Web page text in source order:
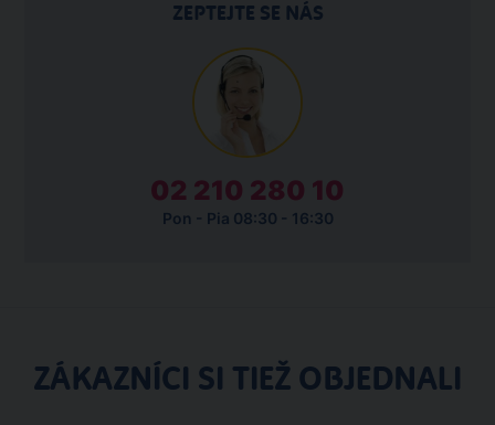
ZEPTEJTE SE NÁS
02 210 280 10
Pon - Pia 08:30 - 16:30
ZÁKAZNÍCI SI TIEŽ OBJEDNALI